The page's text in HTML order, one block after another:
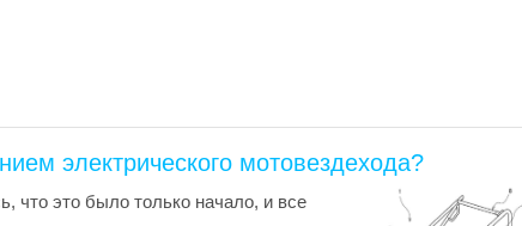
электрического мотовездехода?
что это было только начало, и все